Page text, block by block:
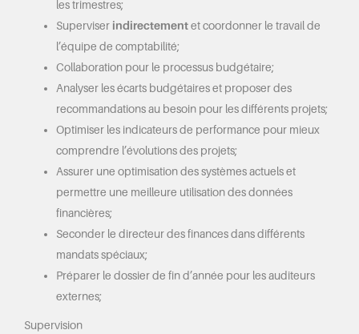
les trimestres;
Superviser indirectementet coordonner le travail de
l’équipe de comptabilité;
Collaboration pour le processus budgétaire;
Analyser les écarts budgétaires et proposer des
recommandations au besoin pour les différents projets;
Optimiser les indicateurs de performance pour mieux
comprendre l’évolutions des projets;
Assurer une optimisation des systèmes actuels et
permettre une meilleure utilisation des données
financières;
Seconder le directeur des finances dans différents
mandats spéciaux;
Préparer le dossier de fin d’année pour les auditeurs
externes;
Supervision